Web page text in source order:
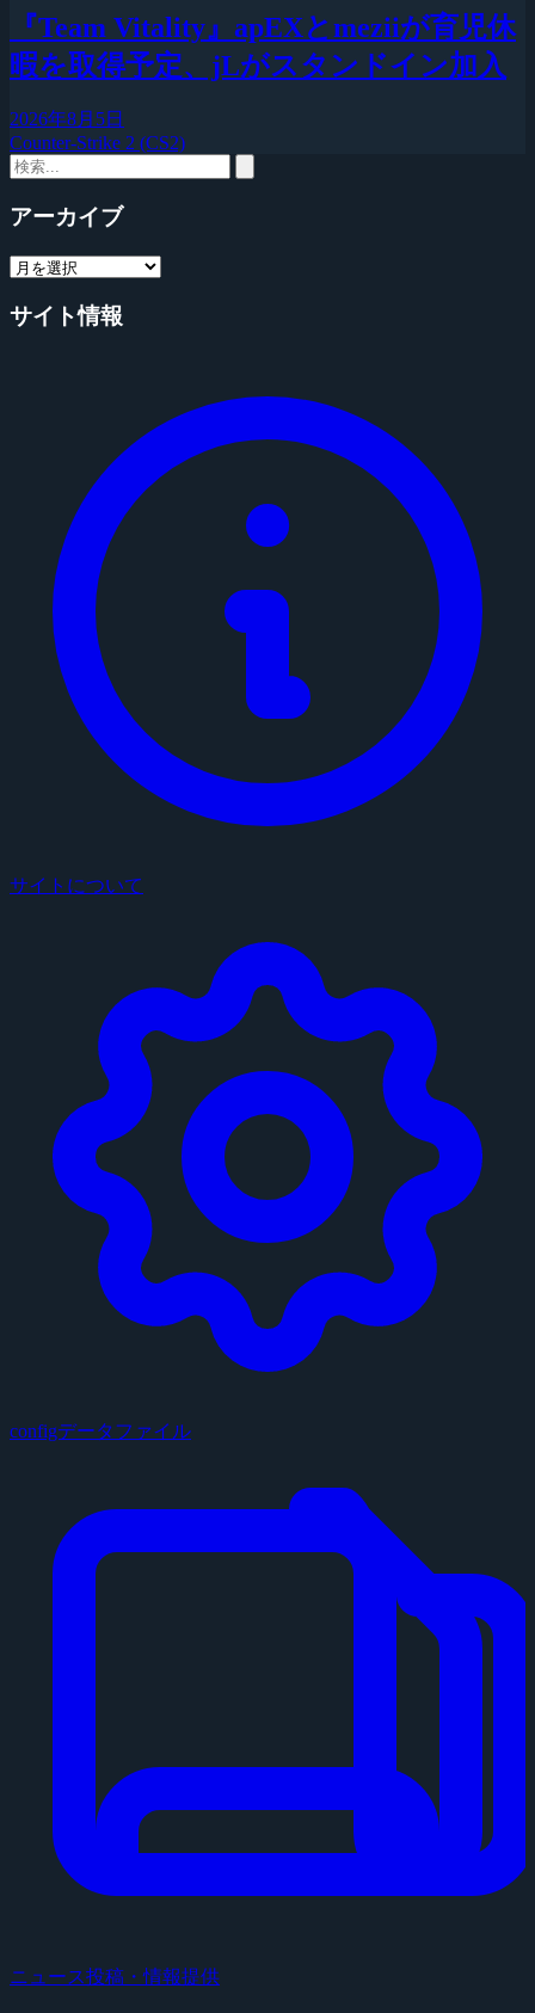
『Team Vitality』apEXとmeziiが育児休
暇を取得予定、jLがスタンドイン加入
2026年8月5日
Counter-Strike 2 (CS2)
アーカイブ
サイト情報
サイトについて
configデータファイル
ニュース投稿・情報提供